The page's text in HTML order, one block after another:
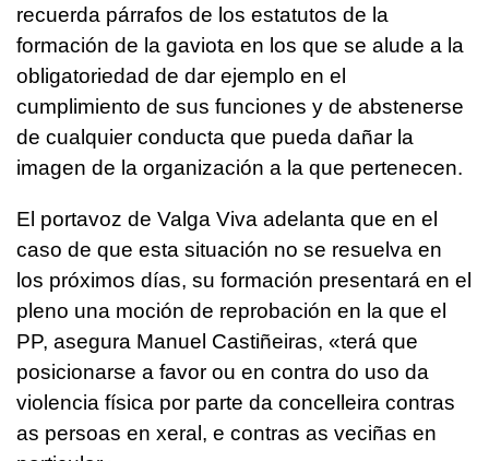
recuerda párrafos de los estatutos de la
formación de la gaviota en los que se alude a la
obligatoriedad de dar ejemplo en el
cumplimiento de sus funciones y de abstenerse
de cualquier conducta que pueda dañar la
imagen de la organización a la que pertenecen.
El portavoz de Valga Viva adelanta que en el
caso de que esta situación no se resuelva en
los próximos días, su formación presentará en el
pleno una moción de reprobación en la que el
PP, asegura Manuel Castiñeiras, «terá que
posicionarse a favor ou en contra do uso da
violencia física por parte da concelleira contras
as persoas en xeral, e contras as veciñas en